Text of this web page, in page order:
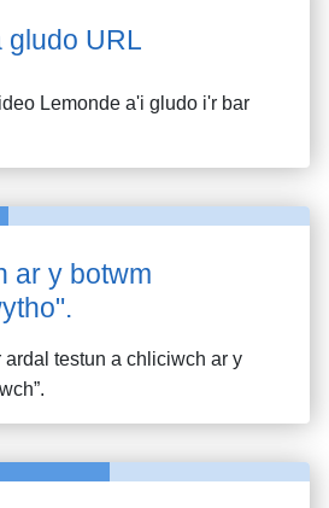
gludo URL
Lemonde a'i gludo i'r bar
ar y botwm
testun a chliciwch ar y